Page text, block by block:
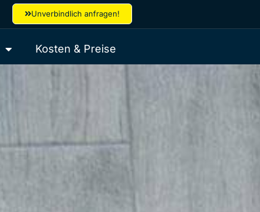
Unverbindlich anfragen!
Kosten & Preise